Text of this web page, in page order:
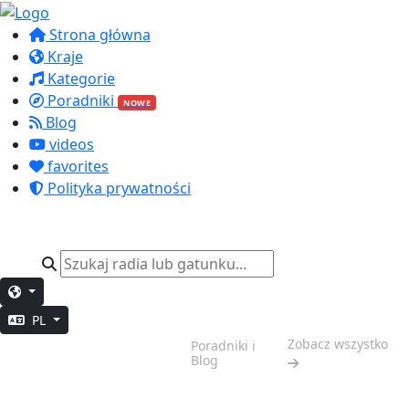
Strona główna
Kraje
Kategorie
Poradniki
NOWE
Blog
videos
favorites
Polityka prywatności
PL
Poradniki i
Blog
Zobacz wszystko